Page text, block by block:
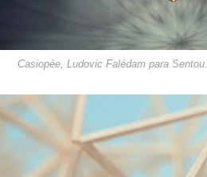
Casiopée, Ludovic Falédam para Sentou.